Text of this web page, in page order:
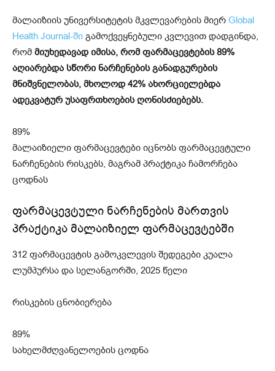
მალაიზიის უნივერსიტეტის მკვლევარების მიერ Global
Health Journal-ში გამოქვეყნებული კვლევით დადგინდა,
რომ მიუხედავად იმისა, რომ ფარმაცევტების 89%
აღიარებდა სწორი ნარჩენების განადგურების
მნიშვნელობას, მხოლოდ 42% ახორციელებდა
ადეკვატურ უსაფრთხოების ღონისძიებებს.
89%
მალაიზიელი ფარმაცევტები იცნობს ფარმაცევტული
ნარჩენების რისკებს, მაგრამ პრაქტიკა ჩამორჩება
ცოდნას
ფარმაცევტული ნარჩენების მართვის
პრაქტიკა მალაიზიელ ფარმაცევტებში
312 ფარმაცევტის გამოკვლევის შედეგები კუალა
ლუმპურსა და სელანგორში, 2025 წელი
რისკების ცნობიერება
89%
სახელმძღვანელოების ცოდნა